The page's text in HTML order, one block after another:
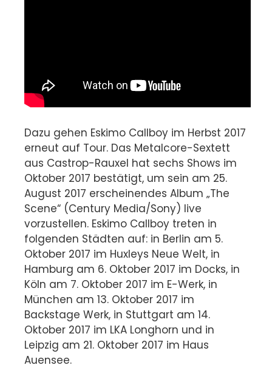
Dazu gehen Eskimo Callboy im Herbst 2017
erneut auf Tour. Das Metalcore-Sextett
aus Castrop-Rauxel hat sechs Shows im
Oktober 2017 bestätigt, um sein am 25.
August 2017 erscheinendes Album „The
Scene“ (Century Media/Sony) live
vorzustellen. Eskimo Callboy treten in
folgenden Städten auf: in Berlin am 5.
Oktober 2017 im Huxleys Neue Welt, in
Hamburg am 6. Oktober 2017 im Docks, in
Köln am 7. Oktober 2017 im E-Werk, in
München am 13. Oktober 2017 im
Backstage Werk, in Stuttgart am 14.
Oktober 2017 im LKA Longhorn und in
Leipzig am 21. Oktober 2017 im Haus
Auensee.